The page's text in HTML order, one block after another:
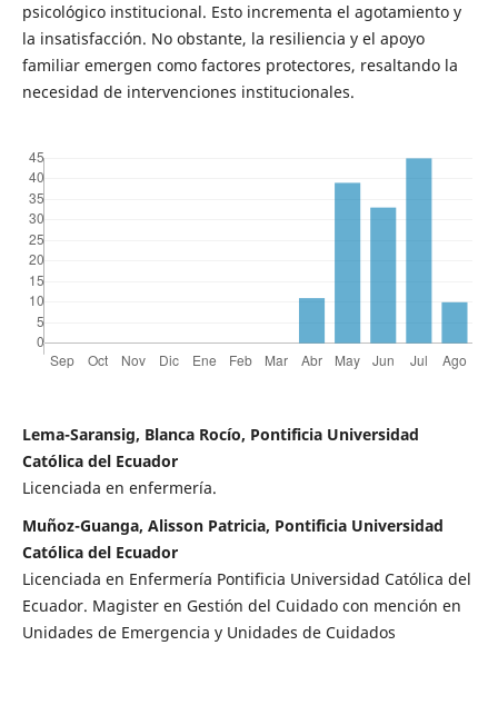
psicológico institucional. Esto incrementa el agotamiento y
la insatisfacción. No obstante, la resiliencia y el apoyo
familiar emergen como factores protectores, resaltando la
necesidad de intervenciones institucionales.
Lema-Saransig, Blanca Rocío, Pontificia Universidad
Católica del Ecuador
Licenciada en enfermería.
Muñoz-Guanga, Alisson Patricia, Pontificia Universidad
Católica del Ecuador
Licenciada en Enfermería Pontificia Universidad Católica del
Ecuador. Magister en Gestión del Cuidado con mención en
Unidades de Emergencia y Unidades de Cuidados